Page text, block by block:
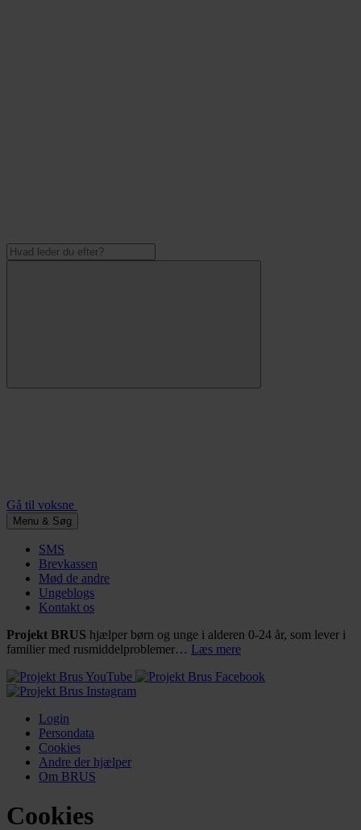
Gå til voksne
Menu & Søg
SMS
Brevkassen
Mød de andre
Ungeblogs
Kontakt os
Projekt BRUS hjælper børn og unge i alderen 0-24 år, som lever i
familier med rusmiddelproblemer… Læs mere
Login
Persondata
Cookies
Andre der hjælper
Om BRUS
Cookies